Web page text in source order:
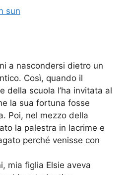
sun
a nascondersi dietro un
Così, quando il
della scuola l’ha invitata al
la sua fortuna fosse
Poi, nel mezzo della
la palestra in lacrime e
perché venisse con
mia figlia Elsie aveva